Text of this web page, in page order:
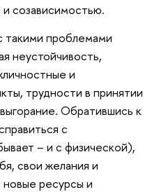
созависимостью.
такими проблемами
неустойчивость,
и
трудности в принятии
Обратившись к
с
– и с физической),
свои желания и
ресурсы и